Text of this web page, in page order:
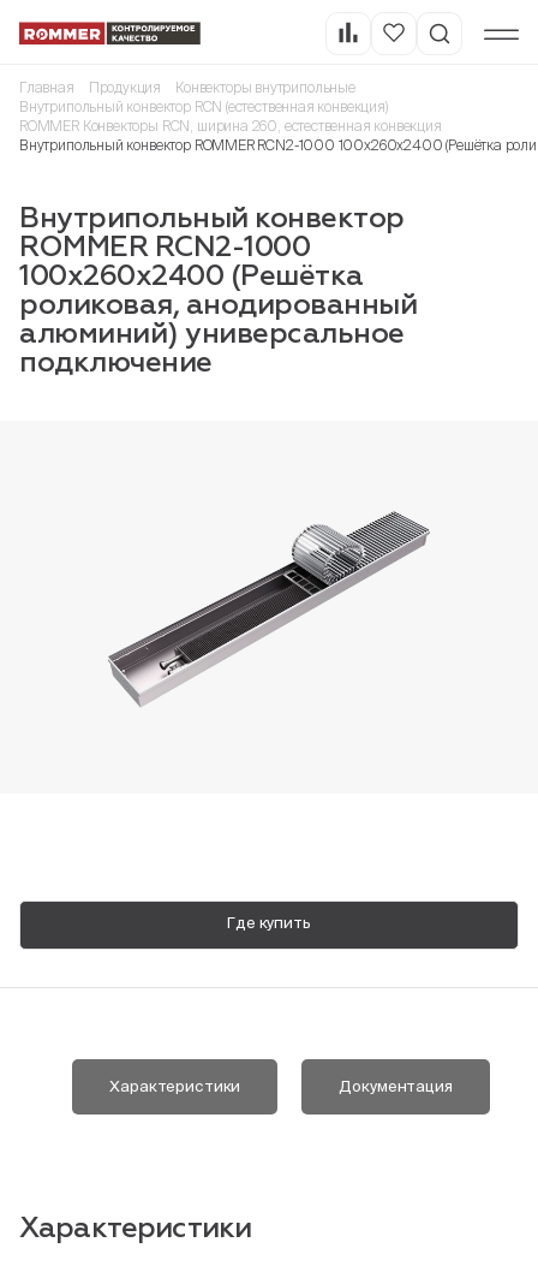
Пн-Пт, 9:00—18:00
Главная Продукция
Конвекторы внутрипольные
Внутрипольный конвектор RCN (естественная конвекция)
ROMMER Конвекторы RCN, ширина 260, естественная конвекция
Внутрипольный конвектор ROMMER RCN2-1000 100х260х2400 (Решётка
Внутрипольный конвектор
ROMMER RCN2-1000
100х260х2400 (Решётка
роликовая, анодированный
алюминий) универсальное
подключение
Где купить
Характеристики Документация
Характеристики